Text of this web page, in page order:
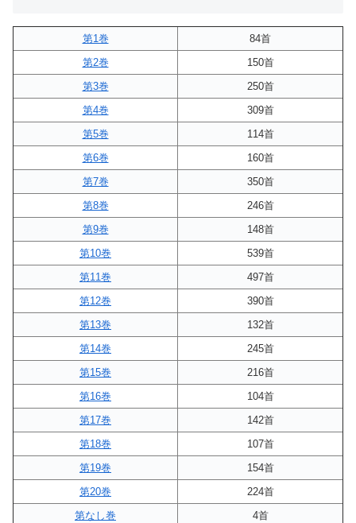
第1巻
84首
第2巻
150首
第3巻
250首
第4巻
309首
第5巻
114首
第6巻
160首
第7巻
350首
第8巻
246首
第9巻
148首
第10巻
539首
第11巻
497首
第12巻
390首
第13巻
132首
第14巻
245首
第15巻
216首
第16巻
104首
第17巻
142首
第18巻
107首
第19巻
154首
第20巻
224首
第なし巻
4首